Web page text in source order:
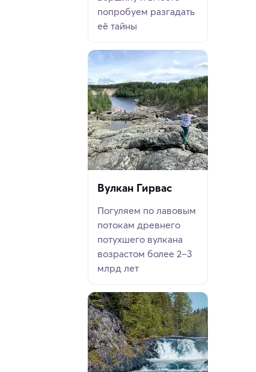
попробуем разгадать
её тайны
Вулкан Гирвас
Погуляем по лавовым
потокам древнего
потухшего вулкана
возрастом более 2–3
млрд лет